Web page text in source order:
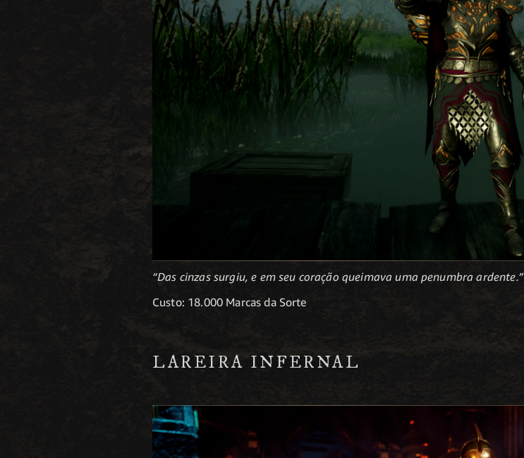
“Das cinzas surgiu, e em seu coração queimava uma penumbra ardente.”
Custo: 18.000 Marcas da Sorte
LAREIRA INFERNAL